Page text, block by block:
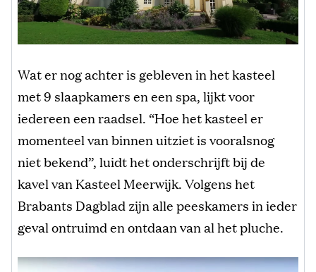
Wat er nog achter is gebleven in het kasteel
met 9 slaapkamers en een spa, lijkt voor
iedereen een raadsel. “Hoe het kasteel er
momenteel van binnen uitziet is vooralsnog
niet bekend”, luidt het onderschrijft bij de
kavel van Kasteel Meerwijk. Volgens het
Brabants Dagblad zijn alle peeskamers in ieder
geval ontruimd en ontdaan van al het pluche.